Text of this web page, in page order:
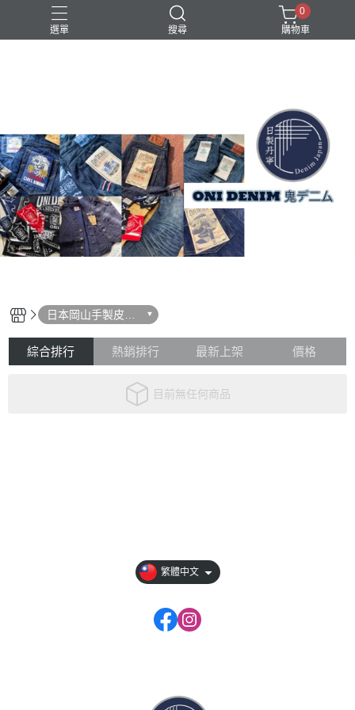
選單 搜尋
0
購物車
日本岡山手製皮件
mi-crafts 新製預購
綜合排行 熱銷排行 最新上架 價格
目前無任何商品
繁體中文